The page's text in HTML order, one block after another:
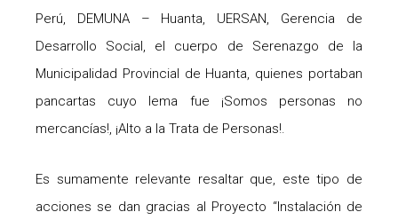
Perú, DEMUNA – Huanta, UERSAN, Gerencia de
Desarrollo Social, el cuerpo de Serenazgo de la
Municipalidad Provincial de Huanta, quienes portaban
pancartas cuyo lema fue ¡Somos personas no
mercancías!, ¡Alto a la Trata de Personas!.
Es sumamente relevante resaltar que, este tipo de
acciones se dan gracias al Proyecto “Instalación de